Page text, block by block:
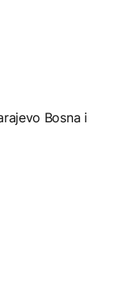
Bosna i